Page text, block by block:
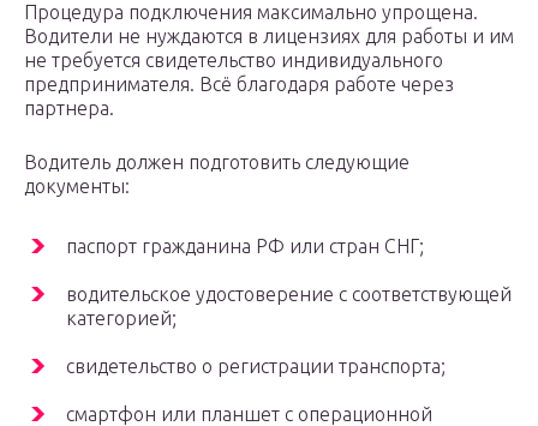
Процедура подключения максимально упрощена.
Водители не нуждаются в лицензиях для работы и им
не требуется свидетельство индивидуального
предпринимателя. Всё благодаря работе через
партнера.
Водитель должен подготовить следующие
документы:
паспорт гражданина РФ или стран СНГ;
водительское удостоверение с соответствующей
категорией;
свидетельство о регистрации транспорта;
смартфон или планшет с операционной